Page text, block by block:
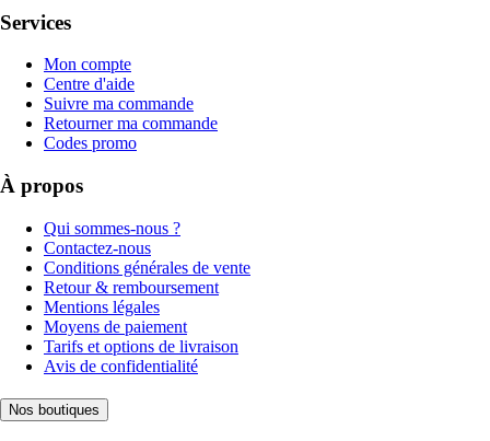
Services
Mon compte
Centre d'aide
Suivre ma commande
Retourner ma commande
Codes promo
À propos
Qui sommes-nous ?
Contactez-nous
Conditions générales de vente
Retour & remboursement
Mentions légales
Moyens de paiement
Tarifs et options de livraison
Avis de confidentialité
Nos boutiques